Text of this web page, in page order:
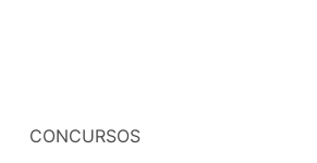
CONCURSOS